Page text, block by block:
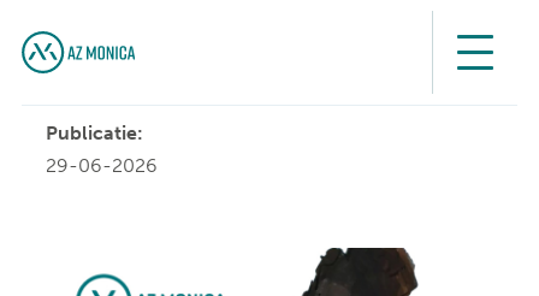
Publicatie:
29-06-2026